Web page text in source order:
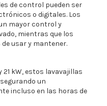
de control pueden ser
o digitales. Los
mayor control y
mientras que los
usar y mantener.
kW, estos lavavajillas
un
incluso en las horas de